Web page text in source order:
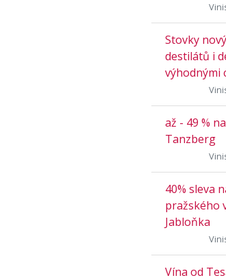
Stovky
destilátů i
výhodnými
až - 49 %
Tanzberg
40% sleva
pražského
Jabloňka
Vína od